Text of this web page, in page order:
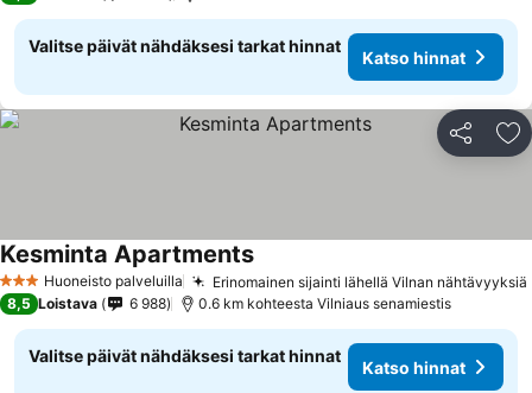
Valitse päivät nähdäksesi tarkat hinnat
Katso hinnat
Jaa
3 Tähtiluokitus
Huoneisto palveluilla Erinomainen sijainti lähellä Vilnan nähtävyyksiä
Kesminta ApartmentsKatso hinnat
8,5 Loistava 6 988 0.6 km kohteesta Vilniaus senamiestis
Valitse päivät nähdäksesi tarkat hinnat
Katso hinnat